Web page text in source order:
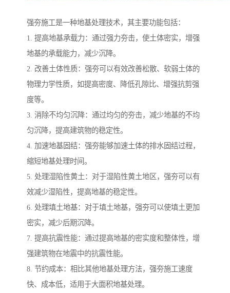
强夯施工是一种地基处理技术，其主要功能包括：
1. 提高地基承载力：通过强力夯击，使土体密实，增强
地基的承载能力，减少沉降。
2. 改善土体性质：强夯可以有效改善松散、软弱土体的
物理力学性质，如提高密度、降低孔隙比、增强抗剪强
度等。
3. 消除不均匀沉降：通过均匀的夯击，减少地基的不均
匀沉降，提高建筑物的稳定性。
4. 加速地基固结：强夯能够加速土体的排水固结过程，
缩短地基处理时间。
5. 处理湿陷性黄土：对于湿陷性黄土地区，强夯可以有
效减少湿陷性，提高地基的稳定性。
6. 处理填土地基：对于填土地基，强夯可以使填土更加
密实，减少后期沉降。
7. 提高抗震性能：通过提高地基的密实度和整体性，增
强建筑物在地震中的抗震性能。
8. 节约成本：相比其他地基处理方法，强夯施工速度
快、成本低，适用于大面积地基处理。